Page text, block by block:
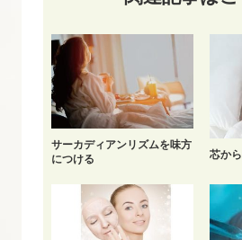
サーカディアンリズムを味方
につける
芯か